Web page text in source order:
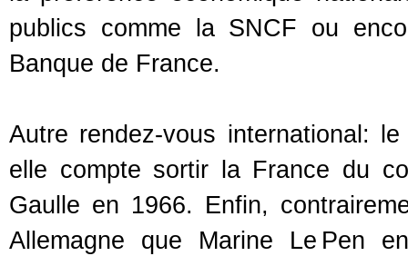
publics comme la SNCF ou
Banque de France.
Autre rendez-vous international:
elle compte sortir la France du
Gaulle en 1966. Enfin,
Allemagne que Marine Le Pen